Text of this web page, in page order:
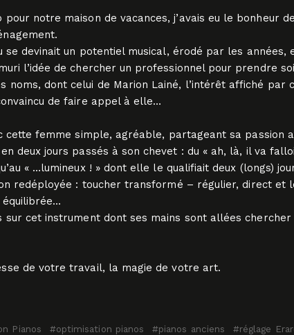
notre maison de vacances, j’avais eu le bonheur
devinait un potentiel musical, érodé par les
l’idée de chercher un professionnel pour prendre
noms, dont celui de Marion Lainé, l’intérêt affiché
de faire appel à elle…
cette femme simple, agréable, partageant sa passion
deux jours passés à son chevet : du « ah, là, il va
« …lumineux ! » dont elle le qualifiait deux (longs)
redéployée : toucher transformé – régulier, direct et
sur cet instrument dont ses mains sont allées
de votre travail, la magie de votre art.
Pianos optimisation pianos pianos anciens réglage